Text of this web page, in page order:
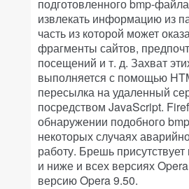
подготовленного bmp-
извлекать информацию из
часть из которой может
фрагменты сайтов,
посещений и т. д. Захват
выполняется с помощью
пересылка на удаленный
посредством JavaScript.
обнаружении подобного
некоторых случаях
работу. Брешь
и ниже и всех версиях
версию Opera 9.50.